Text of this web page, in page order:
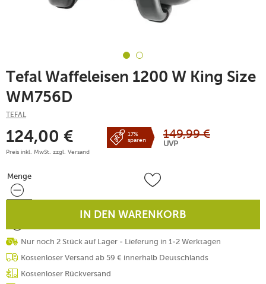
Tefal Waffeleisen 1200 W King Size
WM756D
TEFAL
124,00 €
Preis inkl. MwSt. zzgl. Versand
17%
sparen
149,99 €
UVP
Menge
Menge
IN DEN WARENKORB
Nur noch 2 Stück auf Lager - Lieferung in 1-2 Werktagen
Kostenloser Versand ab 59 € innerhalb Deutschlands
Kostenloser Rückversand